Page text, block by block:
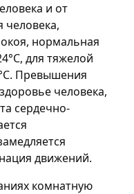
и от
человека,
нормальная
для тяжелой
Превышения
человека,
сердечно-
движений.
комнатную